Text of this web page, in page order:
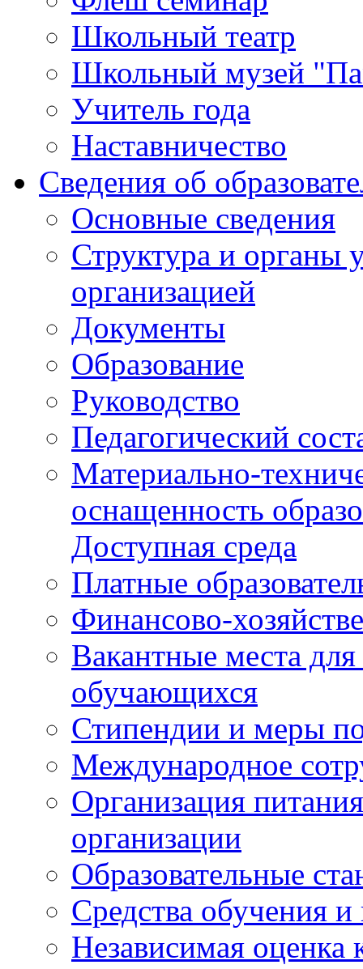
Школьный театр
Школьный музей
Учитель года
Наставничество
Сведения об
Основные сведения
Структура и органы
организацией
Документы
Образование
Руководство
Педагогический
Материально-
оснащенность
Доступная среда
Платные
Финансово-
Вакантные места
обучающихся
Стипендии и меры
Международное
Организация
организации
Образовательные
Средства обучения и
Независимая оценка